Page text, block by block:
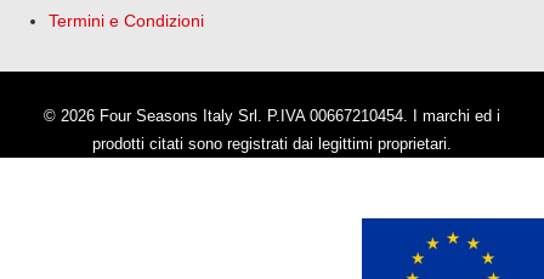
Termini e Condizioni
© 2026 Four Seasons Italy Srl. P.IVA 00667210454. I marchi ed i
prodotti citati sono registrati dai legittimi proprietari.